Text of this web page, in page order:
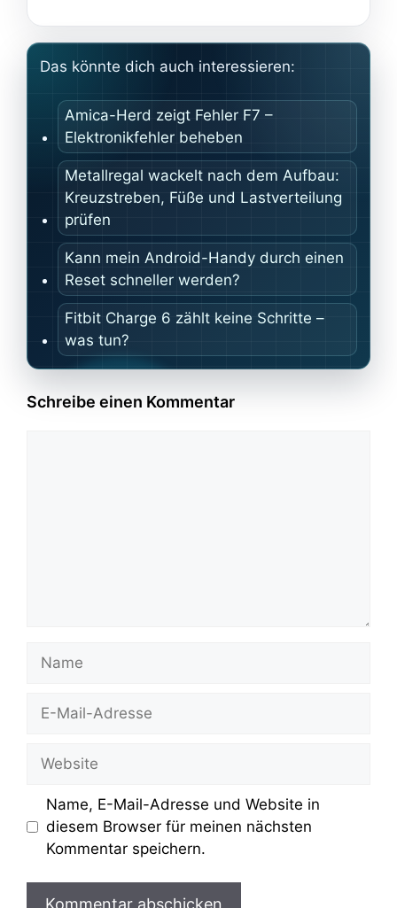
Das könnte dich auch interessieren:
Amica-Herd zeigt Fehler F7 –
Elektronikfehler beheben
Metallregal wackelt nach dem Aufbau:
Kreuzstreben, Füße und Lastverteilung
prüfen
Kann mein Android-Handy durch einen
Reset schneller werden?
Fitbit Charge 6 zählt keine Schritte –
was tun?
Schreibe einen Kommentar
Mail-
Name, E-Mail-Adresse und Website in
diesem Browser für meinen nächsten
Kommentar speichern.